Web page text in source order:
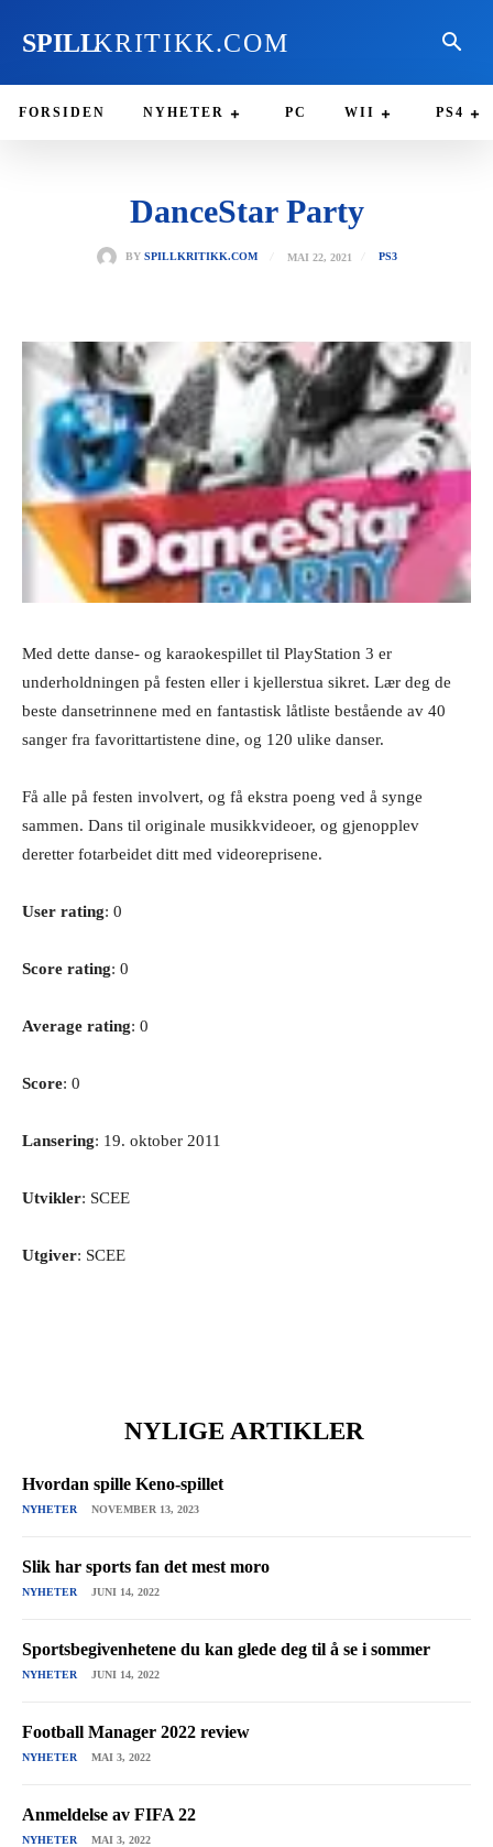
SPILLKRITIKK.COM
FORSIDEN NYHETER PC WII PS4
DanceStar Party
BY SPILLKRITIKK.COM MAI 22, 2021 PS3
Med dette danse- og karaokespillet til PlayStation 3 er
underholdningen på festen eller i kjellerstua sikret. Lær deg de
beste dansetrinnene med en fantastisk låtliste bestående av 40
sanger fra favorittartistene dine, og 120 ulike danser.
Få alle på festen involvert, og få ekstra poeng ved å synge
sammen. Dans til originale musikkvideoer, og gjenopplev
deretter fotarbeidet ditt med videoreprisene.
User rating: 0
Score rating: 0
Average rating: 0
Score: 0
Lansering: 19. oktober 2011
Utvikler: SCEE
Utgiver: SCEE
NYLIGE ARTIKLER
Hvordan spille Keno-spillet
NYHETER NOVEMBER 13, 2023
Slik har sports fan det mest moro
NYHETER JUNI 14, 2022
Sportsbegivenhetene du kan glede deg til å se i sommer
NYHETER JUNI 14, 2022
Football Manager 2022 review
NYHETER MAI 3, 2022
Anmeldelse av FIFA 22
NYHETER MAI 3, 2022